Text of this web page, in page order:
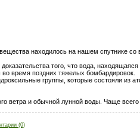
находилось на нашем спутнике со
того, что вода, находящаяся
время поздних тяжелых бомбардировок.
группы, которые состояли из
ветра и обычной лунной воды. Чаще всего
(0)